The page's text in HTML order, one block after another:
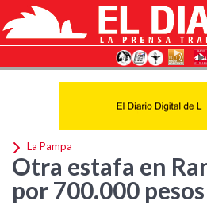
La Pampa
Otra estafa en
por 700.000 pesos